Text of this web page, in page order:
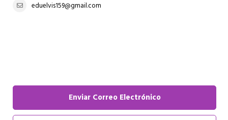
eduelvis159@gmail.com
Enviar Correo Electrónico